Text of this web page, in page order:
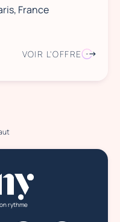
France
VOIR L'OFFRE
rythme